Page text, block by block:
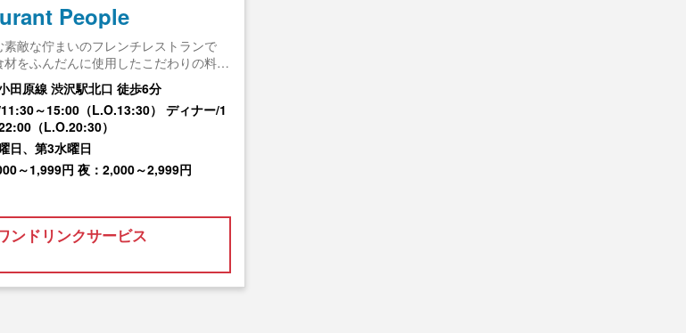
People
素敵な佇まいのフレンチレストランで
材をふんだんに使用したこだわりの料…
田原線 渋沢駅北口 徒歩6分
～15:00（L.O.13:30） ディナー/1
（L.O.20:30）
日、第3水曜日
～1,999円 夜：2,000～2,999円
ンドリンクサービス